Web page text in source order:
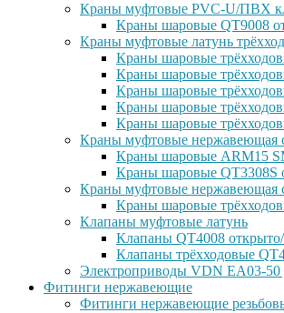
Краны муфтовые PVC-U/ПВХ
Краны шаровые QT9008
Краны муфтовые латунь
Краны шаровые
Краны шаровые
Краны шаровые
Краны шаровые
Краны шаровые
Краны муфтовые нержавеющая
Краны шаровые ARM15
Краны шаровые QT3308S
Краны муфтовые нержавеющая
Краны шаровые
Клапаны муфтовые латунь
Клапаны QT4008
Клапаны трёхходовые
Электроприводы VDN EA03-50
Фитинги нержавеющие
Фитинги нержавеющие